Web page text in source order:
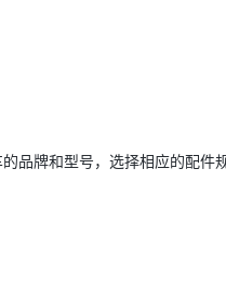
品牌和型号，选择相应的配件